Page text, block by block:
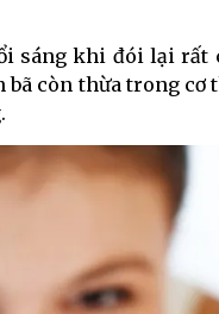
sáng khi đói lại
bã còn thừa trong